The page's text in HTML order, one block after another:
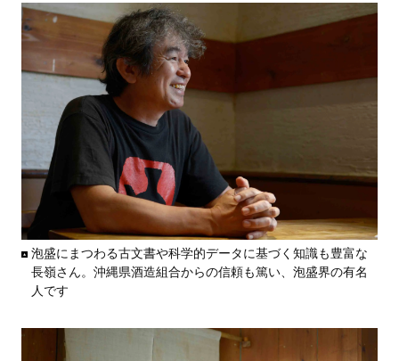
泡盛にまつわる古文書や科学的データに基づく知識も豊富な
長嶺さん。沖縄県酒造組合からの信頼も篤い、泡盛界の有名
人です